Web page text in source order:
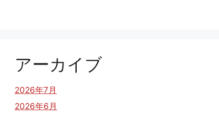
アーカイブ
2026年7月
2026年6月